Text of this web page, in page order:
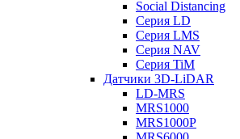
Social Distancing
Серия LD
Серия LMS
Серия NAV
Серия TiM
Датчики 3D-LiDAR
LD-MRS
MRS1000
MRS1000P